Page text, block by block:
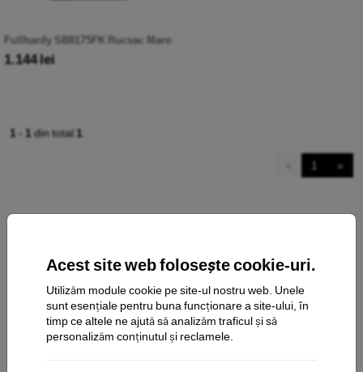
Acest site web folosește cookie-uri.
Utilizăm module cookie pe site-ul nostru web. Unele
sunt esențiale pentru buna funcționare a site-ului, în
timp ce altele ne ajută să analizăm traficul și să
personalizăm conținutul și reclamele.
Fullhardy SB8175FK Rucsac Maro
1.144 lei
1 - 1 din total 1
1 »
contact